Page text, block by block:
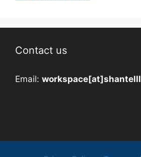
Contact us
Email: